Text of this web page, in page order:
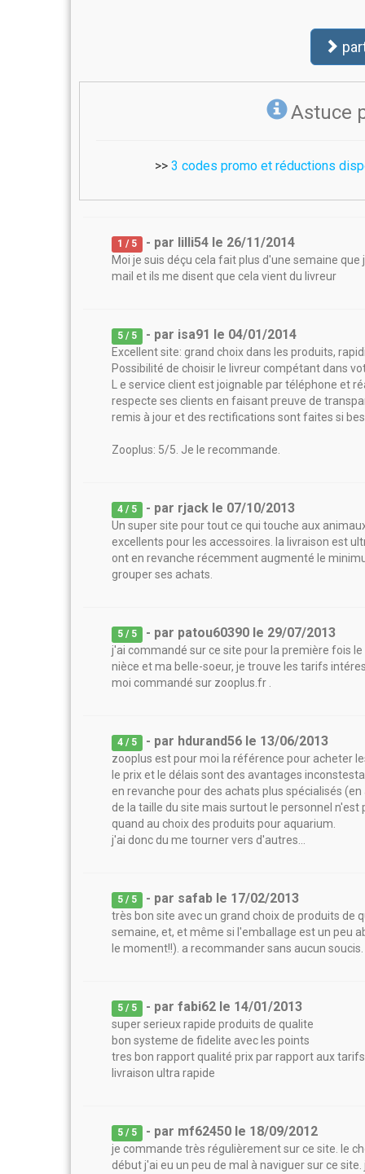
Astuce
>>3 codes promo et réductions
1 / 5 - par lilli54 le 26/11/2014
Moi je suis déçu cela fait plus d'une semaine
mail et ils me disent que cela vient du livreur
5 / 5 - par isa91 le 04/01/2014
Excellent site: grand choix dans les produits,
Possibilité de choisir le livreur compétant dans
L e service client est joignable par téléphone et
respecte ses clients en faisant preuve de
remis à jour et des rectifications sont faites si
Zooplus: 5/5. Je le recommande.
4 / 5 - par rjack le 07/10/2013
Un super site pour tout ce qui touche aux
excellents pour les accessoires. la livraison est
ont en revanche récemment augmenté le
grouper ses achats.
5 / 5 - par patou60390 le 29/07/2013
j'ai commandé sur ce site pour la première fois
nièce et ma belle-soeur, je trouve les tarifs
moi commandé sur zooplus.fr .
4 / 5 - par hdurand56 le 13/06/2013
zooplus est pour moi la référence pour acheter
le prix et le délais sont des avantages
en revanche pour des achats plus spécialisés
de la taille du site mais surtout le personnel
quand au choix des produits pour aquarium.
j'ai donc du me tourner vers d'autres...
5 / 5 - par safab le 17/02/2013
très bon site avec un grand choix de produits de
semaine, et, et même si l'emballage est un peu
le moment!!). a recommander sans aucun soucis.
5 / 5 - parfabi62 le 14/01/2013
super serieux rapide produits de qualite
bon systeme de fidelite avec les points
tres bon rapport qualité prix par rapport aux
livraison ultra rapide
5 / 5 - par mf62450 le 18/09/2012
je commande très régulièrement sur ce site. le
début j'ai eu un peu de mal à naviguer sur ce